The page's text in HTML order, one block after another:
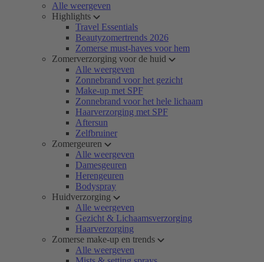
Alle weergeven
Highlights
Travel Essentials
Beautyzomertrends 2026
Zomerse must-haves voor hem
Zomerverzorging voor de huid
Alle weergeven
Zonnebrand voor het gezicht
Make-up met SPF
Zonnebrand voor het hele lichaam
Haarverzorging met SPF
Aftersun
Zelfbruiner
Zomergeuren
Alle weergeven
Damesgeuren
Herengeuren
Bodyspray
Huidverzorging
Alle weergeven
Gezicht & Lichaamsverzorging
Haarverzorging
Zomerse make-up en trends
Alle weergeven